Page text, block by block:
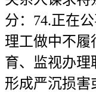
分：74.正在
理工做中不履
育、监视办理
形成严沉损害